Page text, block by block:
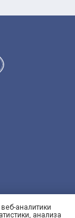
аналитики
анализа